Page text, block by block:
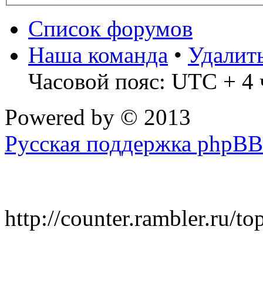
Список форумов
Наша команда •
Часовой пояс: UTC + 4
Powered by © 2013
Русская поддержка phpBB
http://counter.rambler.ru/